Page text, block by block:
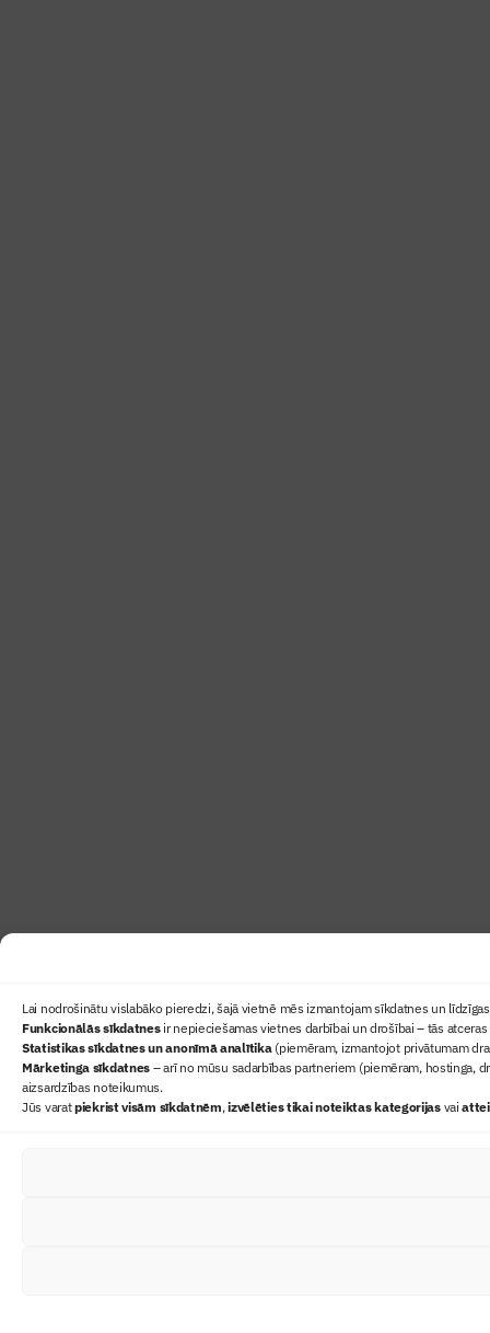
Lai nodrošinātu vislabāko pieredzi, šajā vietnē mēs izmantojam sīkdatnes un
Funkcionālās sīkdatnesir nepieciešamas vietnes darbībai un drošībai – tās
Statistikas sīkdatnes un anonīmā analītika(piemēram, izmantojot privātumam
Mārketinga sīkdatnes – arī no mūsu sadarbības partneriem (piemēram, hostinga,
aizsardzības noteikumus.
Jūs varatpiekrist visām sīkdatnēm,izvēlēties tikai noteiktas kategorijasvai